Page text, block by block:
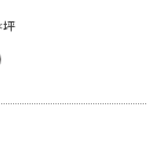
坪